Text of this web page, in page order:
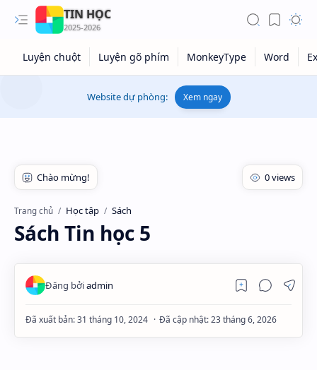
TIN HỌC
Website dự phòng: Xem ngay
Trang chủ Học tập Sách
Sách Tin học 5